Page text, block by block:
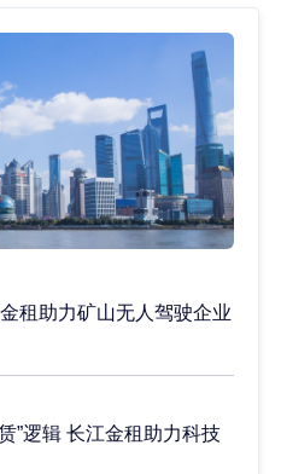
租助力矿山无人驾驶企业
”逻辑 长江金租助力科技